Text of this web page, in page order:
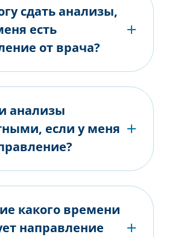
сдать анализы,
есть
от врача?
анализы
если у меня
какого времени
направление